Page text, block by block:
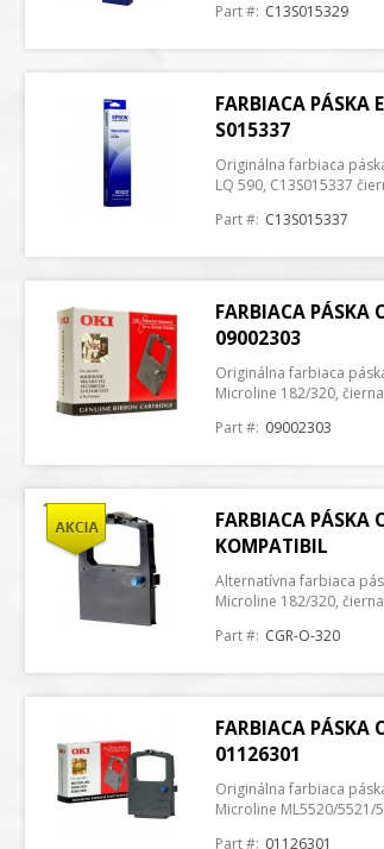
Part #: C13S015329
FARBIACA PÁSKA
S015337
Originálna farbiaca
LQ 590, C13S015337
Part #: C13S015337
FARBIACA PÁSKA
09002303
Originálna farbiaca
Microline 182/320,
Part #: 09002303
FARBIACA PÁSKA
KOMPATIBIL
Alternatívna farbiaca
Microline 182/320,
Part #: CGR-O-320
FARBIACA PÁSKA
01126301
Originálna farbiaca
Microline ML5520/5521/
Part #: 01126301